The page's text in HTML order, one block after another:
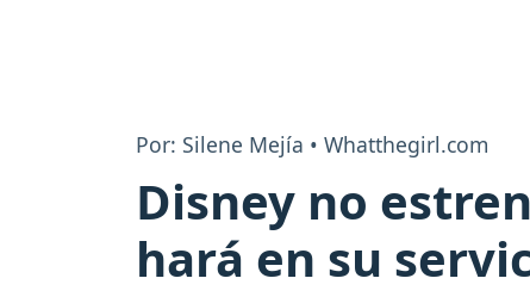
Por: Silene Mejía • Whatthegirl.com
Disney no
hará en su